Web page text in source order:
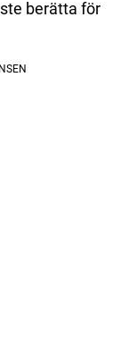
berätta för